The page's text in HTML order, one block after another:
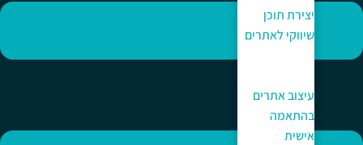
יצירת תוכן
שיווקי לאתרים
עיצוב אתרים
בהתאמה
אישית